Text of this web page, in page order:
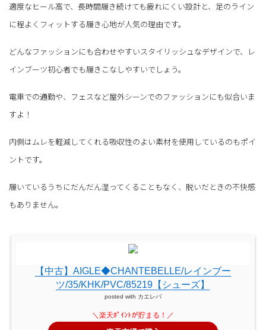
適度なヒール高で、長時間履き続けても疲れにくい設計と、足のライン
に程よくフィットする履き心地が人気の理由です。
どんなファッションにも合わせやすいスタイリッシュなデザインで、レ
インブーツ初心者でも履きこなしやすいでしょう。
電車での通勤や、フェスなど屋外シーンでのファッションにも似合いま
すよ！
内側はムレを軽減してくれる吸収性のよい素材を使用しているのもポイ
ントです。
履いているうちにだんだん湿ってくることもなく、脱いだときの不快感
もありません。
【中古】AIGLE◆CHANTEBELLE/レインブー
ツ/35/KHK/PVC/85219【シューズ】
posted with カエレバ